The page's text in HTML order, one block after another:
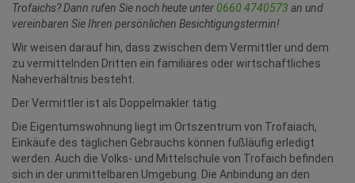
Trofaichs? Dann rufen Sie noch heute unter 0660 4740573 an und
vereinbaren Sie Ihren persönlichen Besichtigungstermin!
Wir weisen darauf hin, dass zwischen dem Vermittler und dem
zu vermittelnden Dritten ein familiäres oder wirtschaftliches
Naheverhältnis besteht.
Der Vermittler ist als Doppelmakler tätig.
Die Eigentumswohnung liegt im Ortszentrum von Trofaiach,
Einkäufe des täglichen Gebrauchs können fußläufig erledigt
werden. Auch die Volks- und Mittelschule von Trofaich befinden
sich in der unmittelbaren Umgebung. Die Anbindung an den